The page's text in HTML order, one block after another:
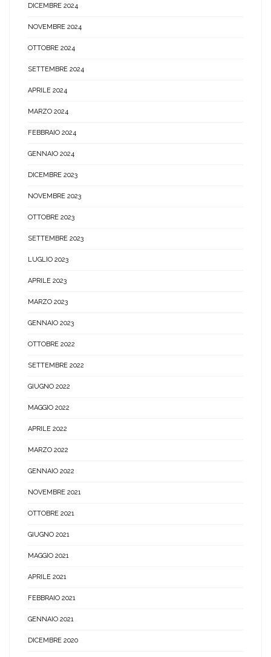
DICEMBRE 2024
NOVEMBRE 2024
OTTOBRE 2024
SETTEMBRE 2024
APRILE 2024
MARZO 2024
FEBBRAIO 2024
GENNAIO 2024
DICEMBRE 2023
NOVEMBRE 2023
OTTOBRE 2023
SETTEMBRE 2023
LUGLIO 2023
APRILE 2023
MARZO 2023
GENNAIO 2023
OTTOBRE 2022
SETTEMBRE 2022
GIUGNO 2022
MAGGIO 2022
APRILE 2022
MARZO 2022
GENNAIO 2022
NOVEMBRE 2021
OTTOBRE 2021
GIUGNO 2021
MAGGIO 2021
APRILE 2021
FEBBRAIO 2021
GENNAIO 2021
DICEMBRE 2020